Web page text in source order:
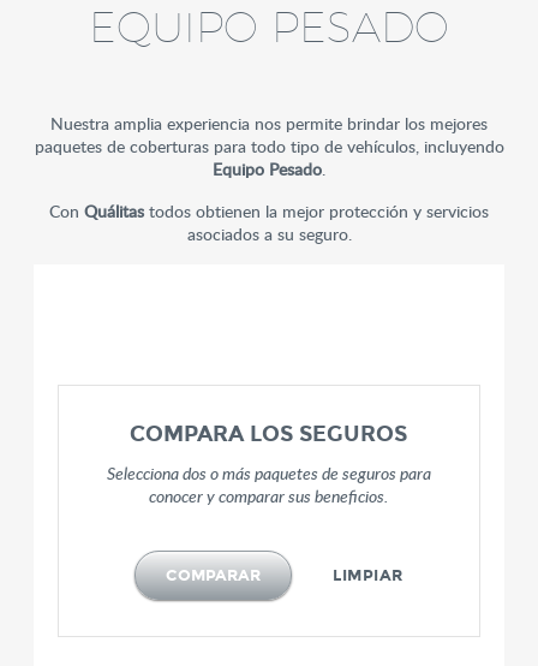
EQUIPO PESADO
Nuestra amplia experiencia nos permite brindar los mejores
paquetes de coberturas para todo tipo de vehículos, incluyendo
Equipo Pesado.
Con Quálitas todos obtienen la mejor protección y servicios
asociados a su seguro.
COMPARA LOS SEGUROS
Selecciona dos o más paquetes de seguros para
conocer y comparar sus beneficios.
COMPARAR LIMPIAR